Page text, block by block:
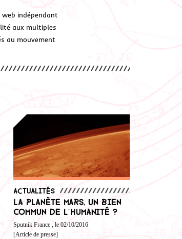
web indépendant
aux multiples
au mouvement
Actualités
La planète Mars, un Bien
Commun de l’Humanité ?
Sputnik France , le 02/10/2016
[Article de presse]